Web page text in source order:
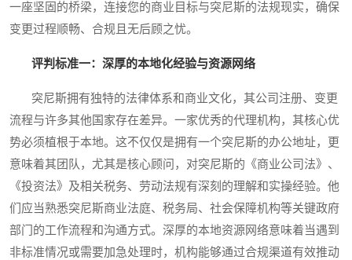
一座坚固的桥梁，连接您的商业目标与突尼斯的法规现实，确保
变更过程顺畅、合规且无后顾之忧。
评判标准一：深厚的本地化经验与资源网络
突尼斯拥有独特的法律体系和商业文化，其公司注册、变更
流程与许多其他国家存在差异。一家优秀的代理机构，其核心优
势必须植根于本地。这不仅仅是拥有一个突尼斯的办公地址，更
意味着其团队，尤其是核心顾问，对突尼斯的《商业公司法》、
《投资法》及相关税务、劳动法规有深刻的理解和实操经验。他
们应当熟悉突尼斯商业法庭、税务局、社会保障机构等关键政府
部门的工作流程和沟通方式。深厚的本地资源网络意味着当遇到
非标准情况或需要加急处理时，机构能够通过合规渠道有效推动